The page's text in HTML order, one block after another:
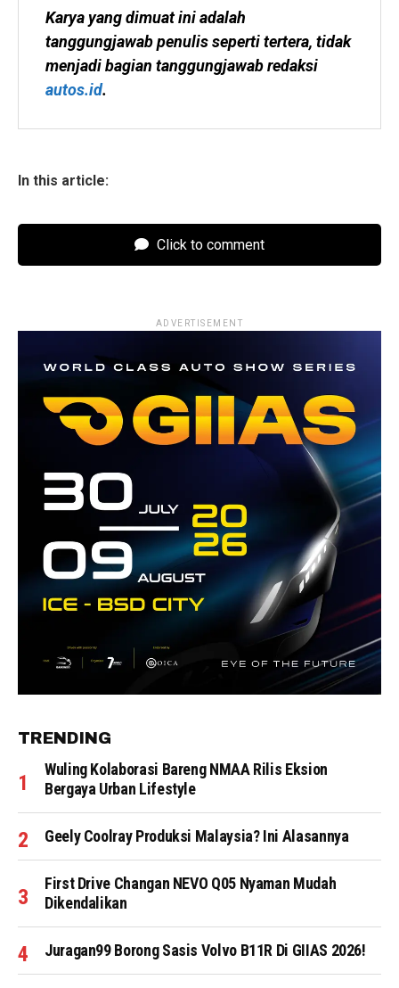
Karya yang dimuat ini adalah
tanggungjawab penulis seperti tertera, tidak
autos.id.
In this article:
Click to comment
ADVERTISEMENT
TRENDING
Wuling Kolaborasi Bareng NMAA Rilis Eksion
Bergaya Urban Lifestyle
Geely Coolray Produksi Malaysia? Ini Alasannya
First Drive Changan NEVO Q05 Nyaman Mudah
Dikendalikan
Juragan99 Borong Sasis Volvo B11R Di GIIAS 2026!